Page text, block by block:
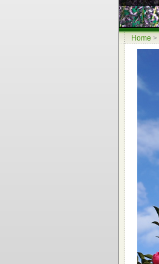
Home >